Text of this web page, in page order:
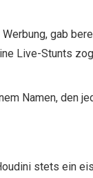
gab
Live-Stunts
Namen, den
stets ein